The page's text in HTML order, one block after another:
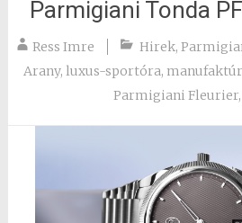
Parmigiani Tonda
Ress Imre Hirek,
Arany,luxus-sportóra,
Parmigiani Fleurier,